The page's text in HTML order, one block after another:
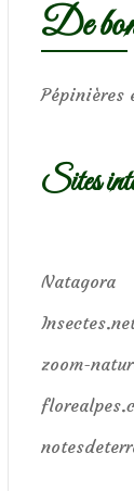
De
Pépinières
Sites
Natagora
zoom-